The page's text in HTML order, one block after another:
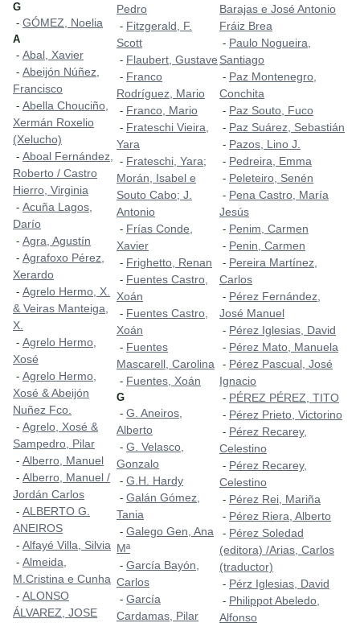
G
- GÓMEZ, Noelia
A
- Abal, Xavier
- Abeijón Núñez,
Francisco
- Abella Chouciño,
Xermán Roxelio
(Xelucho)
- Aboal Fernández,
Roberto / Castro
Hierro, Virginia
- Acuña Lagos,
Darío
- Agra, Agustín
- Agrafoxo Pérez,
Xerardo
- Agrelo Hermo, X.
& Veiras Manteiga,
X.
- Agrelo Hermo,
Xosé
- Agrelo Hermo,
Xosé & Abeijón
Nuñez Fco.
- Agrelo, Xosé &
Sampedro, Pilar
- Alberro, Manuel
- Alberro, Manuel /
Jordán Carlos
- ALBERTO G.
ANEIROS
- Alfayé Villa, Silvia
- Almeida,
M.Cristina e Cunha
- ALONSO
ÁLVAREZ, JOSE
Pedro
- Fitzgerald, F.
Scott
- Flaubert, Gustave
- Franco
Rodríguez, Mario
- Franco, Mario
- Frateschi Vieira,
Yara
- Frateschi, Yara;
Morán, Isabel e
Souto Cabo; J.
Antonio
- Frías Conde,
Xavier
- Frighetto, Renan
- Fuentes Castro,
Xoán
- Fuentes Castro,
Xoán
- Fuentes
Mascarell, Carolina
- Fuentes, Xoán
G
- G. Aneiros,
Alberto
- G. Velasco,
Gonzalo
- G.H. Hardy
- Galán Gómez,
Tania
- Galego Gen, Ana
Mª
- García Bayón,
Carlos
- García
Cardamas, Pilar
Barajas e José Antonio
Fráiz Brea
- Paulo Nogueira,
Santiago
- Paz Montenegro,
Conchita
- Paz Souto, Fuco
- Paz Suárez, Sebastián
- Pazos, Lino J.
- Pedreira, Emma
- Peleteiro, Senén
- Pena Castro, María
Jesús
- Penim, Carmen
- Penin, Carmen
- Pereira Martínez,
Carlos
- Pérez Fernández,
José Manuel
- Pérez Iglesias, David
- Pérez Mato, Manuela
- Pérez Pascual, José
Ignacio
- PÉREZ PÉREZ, TITO
- Pérez Prieto, Victorino
- Pérez Recarey,
Celestino
- Pérez Recarey,
Celestino
- Pérez Rei, Mariña
- Pérez Riera, Alberto
- Pérez Soledad
(editora) /Arias, Carlos
(traductor)
- Pérz Iglesias, David
- Philippot Abeledo,
Alfonso